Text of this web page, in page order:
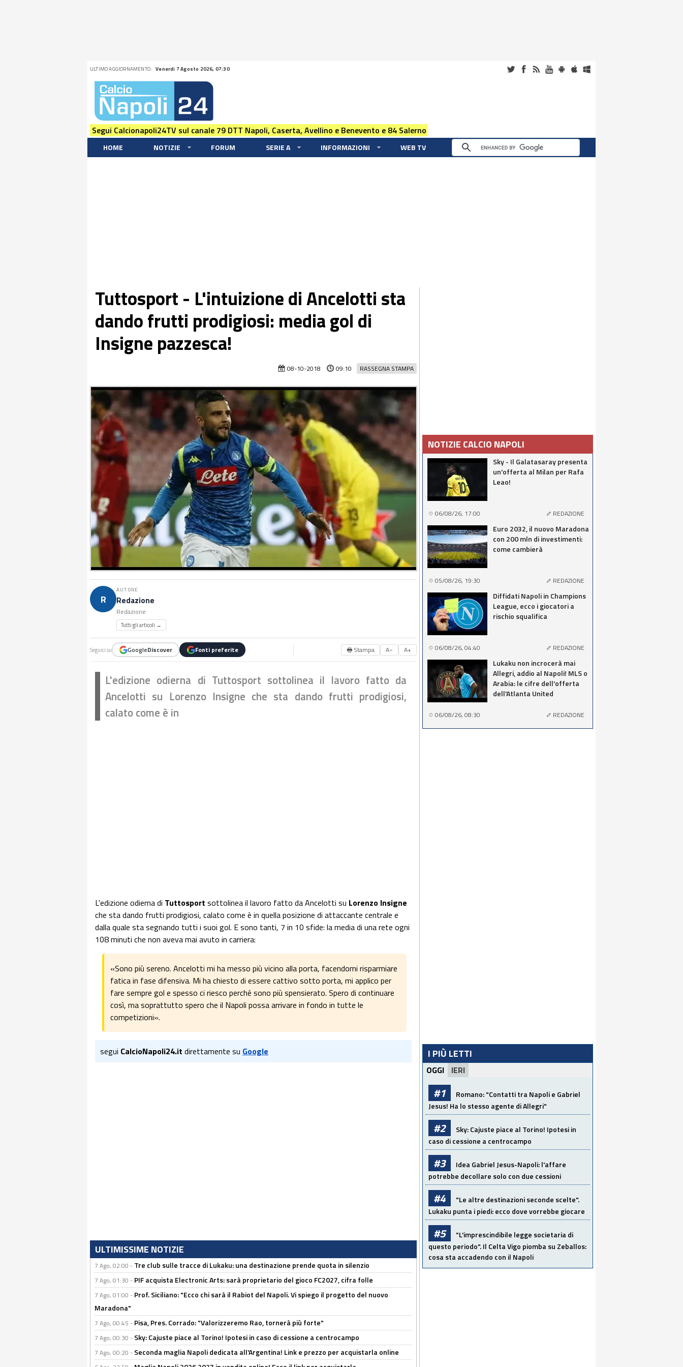
ULTIMO AGGIORNAMENTO: Venerdi 7 Agosto 2026, 07:30
Segui Calcionapoli24TV sul canale 79 DTT Napoli, Caserta, Avellino e Benevento e 84 Salerno
HOME NOTIZIE FORUM SERIE A INFORMAZIONI WEB TV
Tuttosport - L'intuizione di Ancelotti sta
dando frutti prodigiosi: media gol di
Insigne pazzesca!
RASSEGNA STAMPA
08-10-2018 09:10
R
AUTORE
Redazione
Redazione
Tutti gli articoli →
Seguici su GoogleDiscover Fonti preferite 🖶 Stampa A− A+
L'edizione odierna di Tuttosport sottolinea il lavoro fatto da
Ancelotti su Lorenzo Insigne che sta dando frutti prodigiosi,
calato come è in
L'edizione odierna di Tuttosport sottolinea il lavoro fatto da Ancelotti su Lorenzo Insigne
che sta dando frutti prodigiosi, calato come è in quella posizione di attaccante centrale e
dalla quale sta segnando tutti i suoi gol. E sono tanti, 7 in 10 sfide: la media di una rete ogni
108 minuti che non aveva mai avuto in carriera:
«Sono più sereno. Ancelotti mi ha messo più vicino alla porta, facendomi risparmiare
fatica in fase difensiva. Mi ha chiesto di essere cattivo sotto porta, mi applico per
fare sempre gol e spesso ci riesco perché sono più spensierato. Spero di continuare
così, ma soprattutto spero che il Napoli possa arrivare in fondo in tutte le
competizioni».
segui CalcioNapoli24.it direttamente su Google
ULTIMISSIME NOTIZIE
7 Ago, 02:00 - Tre club sulle tracce di Lukaku: una destinazione prende quota in silenzio
7 Ago, 01:30 - PIF acquista Electronic Arts: sarà proprietario del gioco FC2027, cifra folle
7 Ago, 01:00 - Prof. Siciliano: "Ecco chi sarà il Rabiot del Napoli. Vi spiego il progetto del nuovo
Maradona"
7 Ago, 00:45 - Pisa, Pres. Corrado: "Valorizzeremo Rao, tornerà più forte"
7 Ago, 00:30 - Sky: Cajuste piace al Torino! Ipotesi in caso di cessione a centrocampo
7 Ago, 00:20 - Seconda maglia Napoli dedicata all'Argentina! Link e prezzo per acquistarla online
NOTIZIE CALCIO NAPOLI
Sky - Il Galatasaray presenta
un'offerta al Milan per Rafa
Leao!
06/08/26, 17:00 REDAZIONE
Euro 2032, il nuovo Maradona
con 200 mln di investimenti:
come cambierà
05/08/26, 19:30 REDAZIONE
Diffidati Napoli in Champions
League, ecco i giocatori a
rischio squalifica
06/08/26, 04:40 REDAZIONE
Lukaku non incrocerà mai
Allegri, addio al Napoli! MLS o
Arabia: le cifre dell'offerta
dell'Atlanta United
06/08/26, 08:30 REDAZIONE
I PIÙ LETTI
OGGI IERI
#1
Romano: "Contatti tra Napoli e Gabriel
Jesus! Ha lo stesso agente di Allegri"
#2
Sky: Cajuste piace al Torino! Ipotesi in
caso di cessione a centrocampo
#3
Idea Gabriel Jesus-Napoli: l'affare
potrebbe decollare solo con due cessioni
#4
"Le altre destinazioni seconde scelte".
Lukaku punta i piedi: ecco dove vorrebbe giocare
#5
"L'imprescindibile legge societaria di
questo periodo". Il Celta Vigo piomba su Zeballos:
cosa sta accadendo con il Napoli